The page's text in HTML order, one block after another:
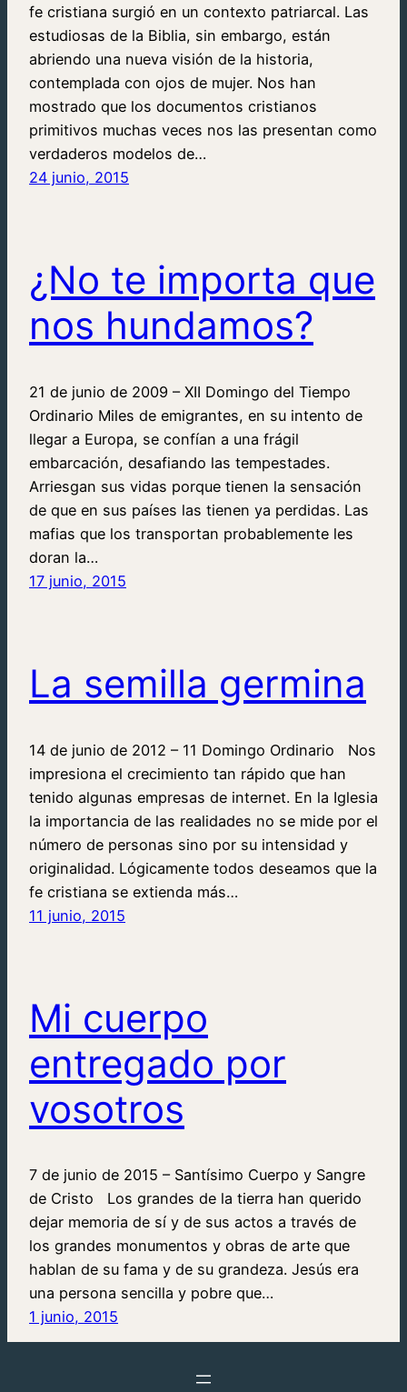
fe cristiana surgió en un contexto patriarcal. Las
estudiosas de la Biblia, sin embargo, están
abriendo una nueva visión de la historia,
contemplada con ojos de mujer. Nos han
mostrado que los documentos cristianos
primitivos muchas veces nos las presentan como
verdaderos modelos de…
24 junio, 2015
¿No te importa que
nos hundamos?
21 de junio de 2009 – XII Domingo del Tiempo
Ordinario Miles de emigrantes, en su intento de
llegar a Europa, se confían a una frágil
embarcación, desafiando las tempestades.
Arriesgan sus vidas porque tienen la sensación
de que en sus países las tienen ya perdidas. Las
mafias que los transportan probablemente les
doran la…
17 junio, 2015
La semilla germina
14 de junio de 2012 – 11 Domingo Ordinario Nos
impresiona el crecimiento tan rápido que han
tenido algunas empresas de internet. En la Iglesia
la importancia de las realidades no se mide por el
número de personas sino por su intensidad y
originalidad. Lógicamente todos deseamos que la
fe cristiana se extienda más…
11 junio, 2015
Mi cuerpo
entregado por
vosotros
7 de junio de 2015 – Santísimo Cuerpo y Sangre
de Cristo Los grandes de la tierra han querido
dejar memoria de sí y de sus actos a través de
los grandes monumentos y obras de arte que
hablan de su fama y de su grandeza. Jesús era
una persona sencilla y pobre que…
1 junio, 2015